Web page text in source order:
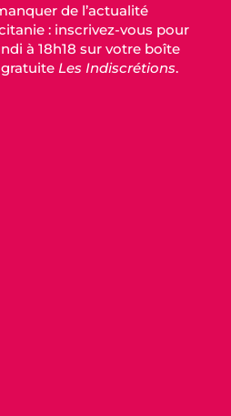
de l’actualité
: inscrivez-vous pour
à 18h18 sur votre boîte
gratuiteLes Indiscrétions.